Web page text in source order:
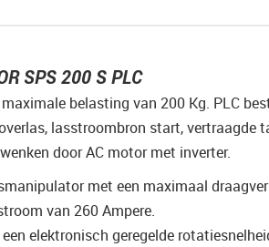
SPS 200 S PLC
belasting van 200 Kg. PLC
lasstroombron start, vertraagde
door AC motor met inverter.
met een maximaal
van 260 Ampere.
elektronisch geregelde